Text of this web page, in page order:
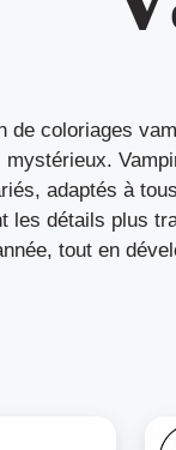
de coloriages
adaptés à
les détails plus
tout en